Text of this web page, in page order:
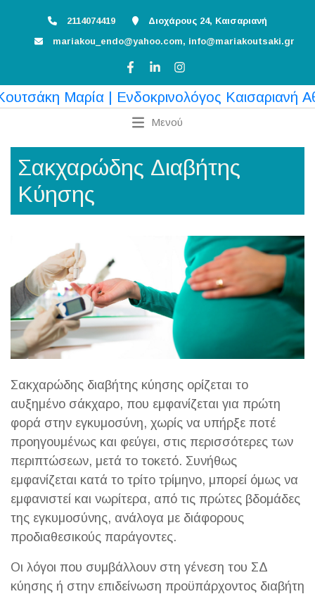
2114074419
Διοχάρους 24, Καισαριανή
mariakou_endo@yahoo.com, info@mariakoutsaki.gr
Μενού
Σακχαρώδης Διαβήτης
Κύησης
Σακχαρώδης διαβήτης κύησης ορίζεται το
αυξημένο σάκχαρο, που εμφανίζεται για πρώτη
φορά στην εγκυμοσύνη, χωρίς να υπήρξε ποτέ
προηγουμένως και φεύγει, στις περισσότερες των
περιπτώσεων, μετά το τοκετό. Συνήθως
εμφανίζεται κατά το τρίτο τρίμηνο, μπορεί όμως να
εμφανιστεί και νωρίτερα, από τις πρώτες βδομάδες
της εγκυμοσύνης, ανάλογα με διάφορους
προδιαθεσικούς παράγοντες.
Οι λόγοι που συμβάλλουν στη γένεση του ΣΔ
κύησης ή στην επιδείνωση προϋπάρχοντος διαβήτη